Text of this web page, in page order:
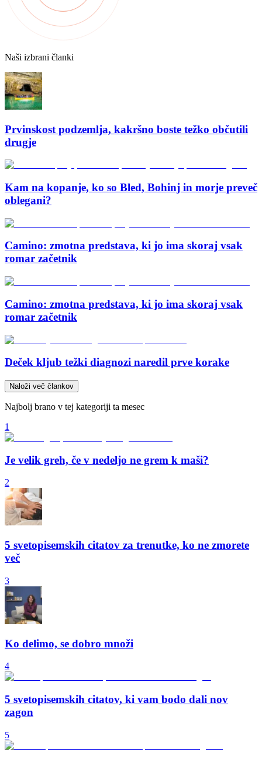
Naši izbrani članki
Prvinskost podzemlja, kakršno boste težko občutili
drugje
Kam na kopanje, ko so Bled, Bohinj in morje preveč
oblegani?
Camino: zmotna predstava, ki jo ima skoraj vsak
romar začetnik
Camino: zmotna predstava, ki jo ima skoraj vsak
romar začetnik
Deček kljub težki diagnozi naredil prve korake
Naloži več člankov
Najbolj brano v tej kategoriji ta mesec
1
Je velik greh, če v nedeljo ne grem k maši?
2
5 svetopisemskih citatov za trenutke, ko ne zmorete
več
3
Ko delimo, se dobro množi
4
5 svetopisemskih citatov, ki vam bodo dali nov
zagon
5